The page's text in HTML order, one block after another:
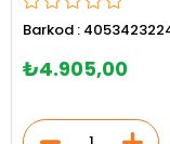
Barkod :
₺4.905,00